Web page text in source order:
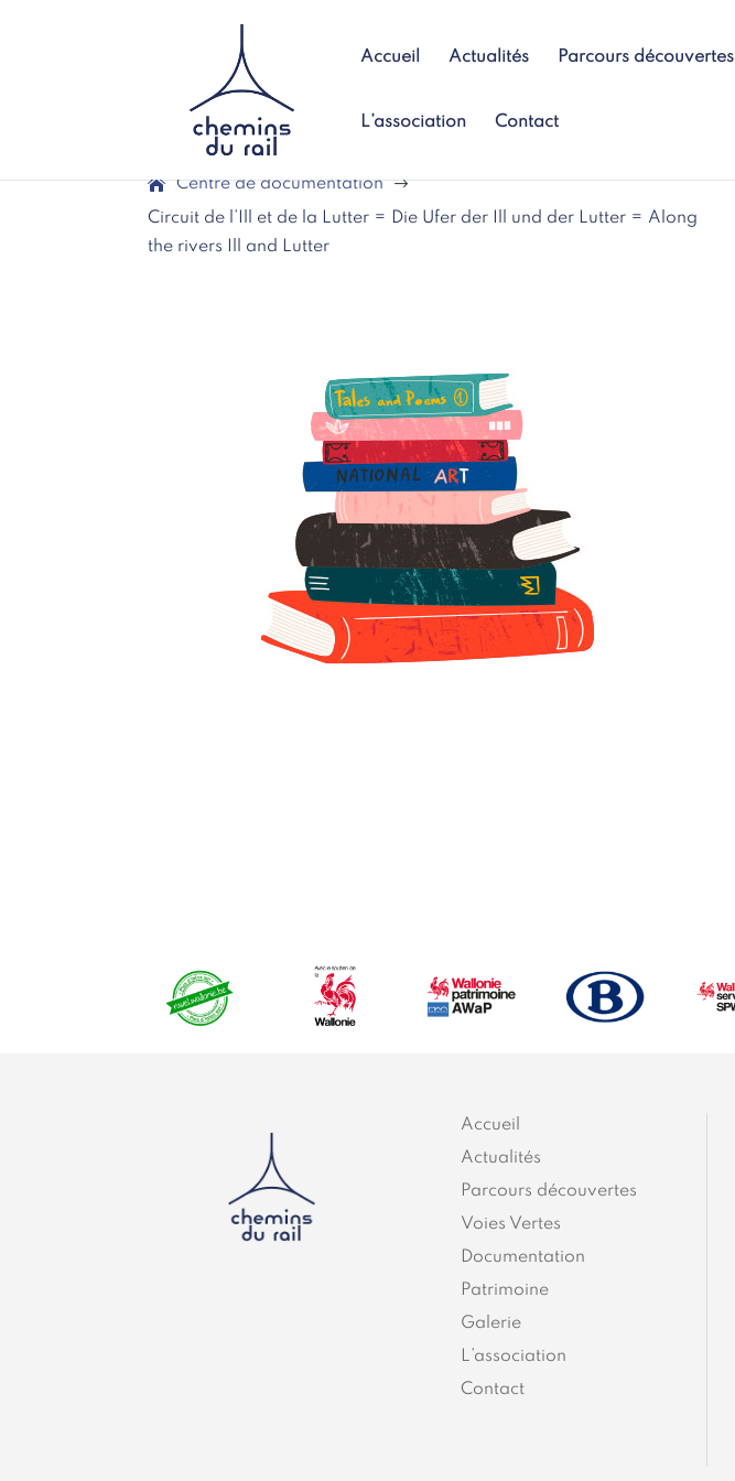
Accueil Actualités Parcours découvertes
L’association Contact
Centre de documentation $
Circuit de l’Ill et de la Lutter = Die Ufer der Ill und der Lutter = Along
the rivers Ill and Lutter
Accueil
Actualités
Parcours découvertes
Voies Vertes
Documentation
Patrimoine
Galerie
L’association
Contact